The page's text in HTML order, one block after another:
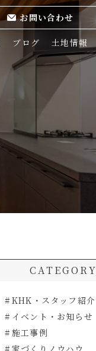
お問い合わせ
ブログ 土地情報
CATEGORY
KHK・スタッフ紹介
イベント・お知らせ
施工事例
家づくりノウハウ